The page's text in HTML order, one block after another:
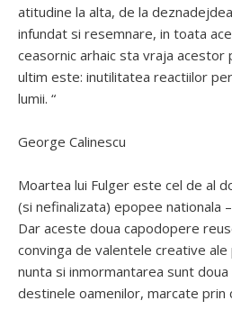
atitudine la alta, de la
infundat si resemnare, in toata
ceasornic arhaic sta vraja acestor
ultim este: inutilitatea reactiilor
lumii. “
George Calinescu
Moartea lui Fulger este cel de al
(si nefinalizata) epopee nationala
Dar aceste doua capodopere
convinga de valentele creative
nunta si inmormantarea sunt
destinele oamenilor, marcate prin